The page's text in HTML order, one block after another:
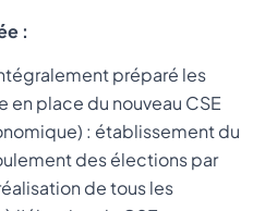
:
préparé les
en place du nouveau CSE
: établissement du
des élections par
de tous les